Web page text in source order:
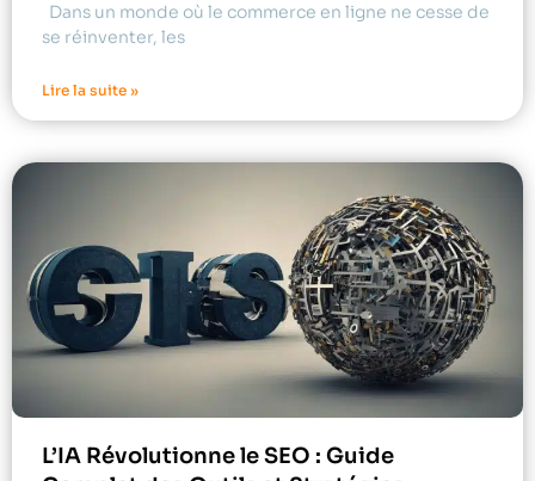
Dans un monde où le commerce en ligne ne cesse de
se réinventer, les
Lire la suite »
L’IA Révolutionne le SEO : Guide